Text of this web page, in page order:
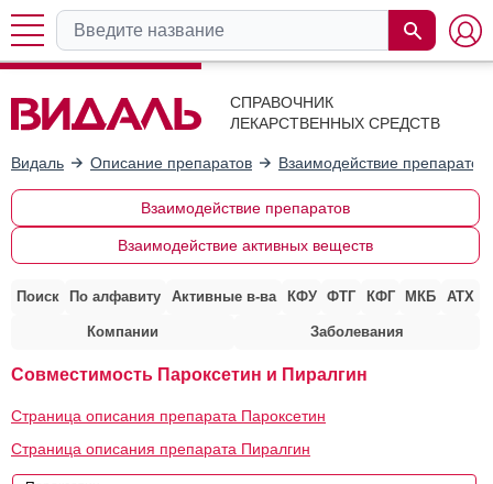
СПРАВОЧНИК
ЛЕКАРСТВЕННЫХ СРЕДСТВ
Видаль Описание препаратов Взаимодействие препаратов
Взаимодействие препаратов
Взаимодействие активных веществ
Поиск По алфавиту Активные в-ва КФУ ФТГ КФГ МКБ АТХ
Компании Заболевания
Совместимость Пароксетин и Пиралгин
Страница описания препарата Пароксетин
Страница описания препарата Пиралгин